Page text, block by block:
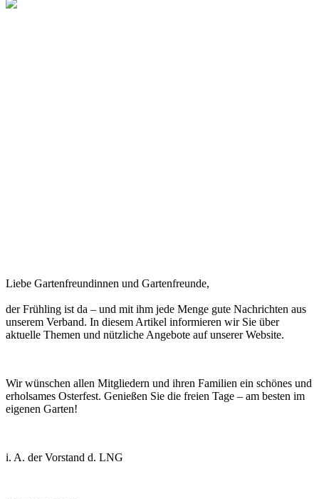
Liebe Gartenfreundinnen und Gartenfreunde,
der Frühling ist da – und mit ihm jede Menge gute Nachrichten aus
unserem Verband. In diesem Artikel informieren wir Sie über
aktuelle Themen und nützliche Angebote auf unserer Website.
Wir wünschen allen Mitgliedern und ihren Familien ein schönes und
erholsames Osterfest. Genießen Sie die freien Tage – am besten im
eigenen Garten!
i. A. der Vorstand d. LNG